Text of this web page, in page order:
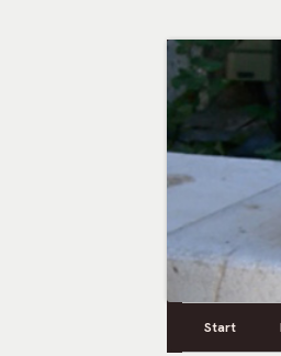
Zusya
Primäres
Start